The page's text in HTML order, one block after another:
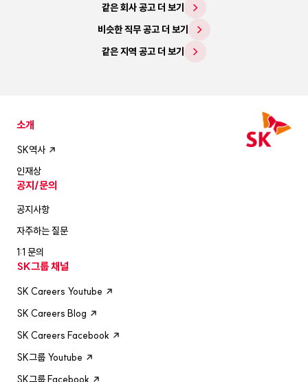
같은 회사 공고 더 보기
비슷한 직무 공고 더 보기
같은 지역 공고 더 보기
소개
SK역사
인재상
공지/문의
공지사항
자주하는 질문
1:1 문의
SK그룹 채널
SK Careers Youtube
SK Careers Blog
SK Careers Facebook
SK그룹 Youtube
SK그룹 Facebook